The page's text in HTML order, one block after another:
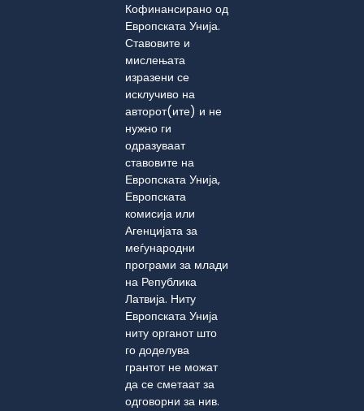
Кофинансирано од
Европската Унија.
Ставовите и
мислењата
изразени се
исклучиво на
авторот(ите) и не
нужно ги
одразуваат
ставовите на
Европската Унија,
Европската
комисија или
Агенцијата за
меѓународни
програми за млади
на Република
Латвија. Ниту
Европската Унија
ниту органот што
го доделува
грантот не можат
да се сметаат за
одговорни за нив.